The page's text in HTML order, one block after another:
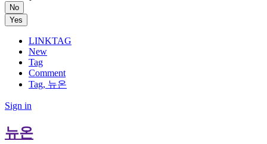
No
Yes
LINKTAG
New
Tag
Comment
Tag, 뉴온
Sign in
뉴온